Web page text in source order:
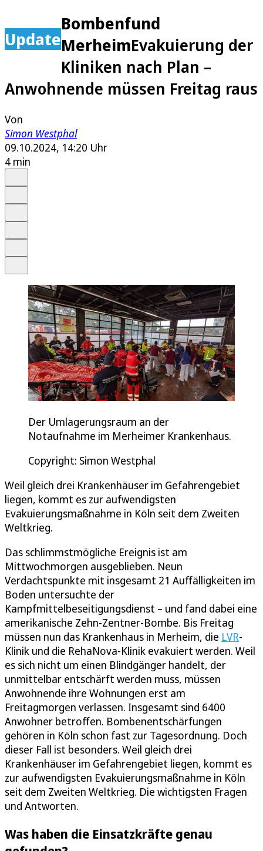
Update
Bombenfund
MerheimEvakuierung der
Kliniken nach Plan –
Anwohnende müssen Freitag raus
Von
Simon Westphal
09.10.2024, 14:20 Uhr
4 min
Der Umlagerungsraum an der
Notaufnahme im Merheimer Krankenhaus.
Copyright: Simon Westphal
Weil gleich drei Krankenhäuser im Gefahrengebiet
liegen, kommt es zur aufwendigsten
Evakuierungsmaßnahme in Köln seit dem Zweiten
Weltkrieg.
Das schlimmstmögliche Ereignis ist am
Mittwochmorgen ausgeblieben. Neun
Verdachtspunkte mit insgesamt 21 Auffälligkeiten im
Boden untersuchte der
Kampfmittelbeseitigungsdienst – und fand dabei eine
amerikanische Zehn-Zentner-Bombe. Bis Freitag
müssen nun das Krankenhaus in Merheim, die LVR-
Klinik und die RehaNova-Klinik evakuiert werden. Weil
es sich nicht um einen Blindgänger handelt, der
unmittelbar entschärft werden muss, müssen
Anwohnende ihre Wohnungen erst am
Freitagmorgen verlassen. Insgesamt sind 6400
Anwohner betroffen. Bombenentschärfungen
gehören in Köln schon fast zur Tagesordnung. Doch
dieser Fall ist besonders. Weil gleich drei
Krankenhäuser im Gefahrengebiet liegen, kommt es
zur aufwendigsten Evakuierungsmaßnahme in Köln
seit dem Zweiten Weltkrieg. Die wichtigsten Fragen
und Antworten.
Was haben die Einsatzkräfte genau